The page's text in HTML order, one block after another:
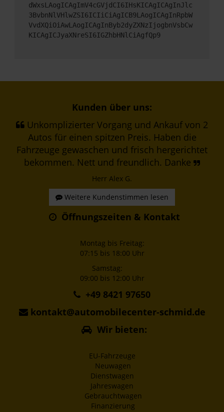
dWxsLAogICAgImV4cGVjdCI6IHsKICAgICAgInJlc
3BvbnNlVHlwZSI6ICIiCiAgICB9LAogICAgInRpbW
VvdXQiOiAwLAogICAgInByb2dyZXNzIjogbnVsbCw
KICAgICJyaXNreSI6IGZhbHNlCiAgfQp9
Kunden über uns:
Unkomplizierter Vorgang und Ankauf von 2
Autos für einen spitzen Preis. Haben die
Fahrzeuge gewaschen und frisch hergerichtet
bekommen. Nett und freundlich. Danke
Herr Alex G.
Weitere Kundenstimmen lesen
Öffnungszeiten & Kontakt
Montag bis Freitag:
07:15 bis 18:00 Uhr
Samstag:
09:00 bis 12:00 Uhr
+49 8421 97650
kontakt@automobilecenter-schmid.de
Wir bieten:
EU-Fahrzeuge
Neuwagen
Dienstwagen
Jahreswagen
Gebrauchtwagen
Finanzierung